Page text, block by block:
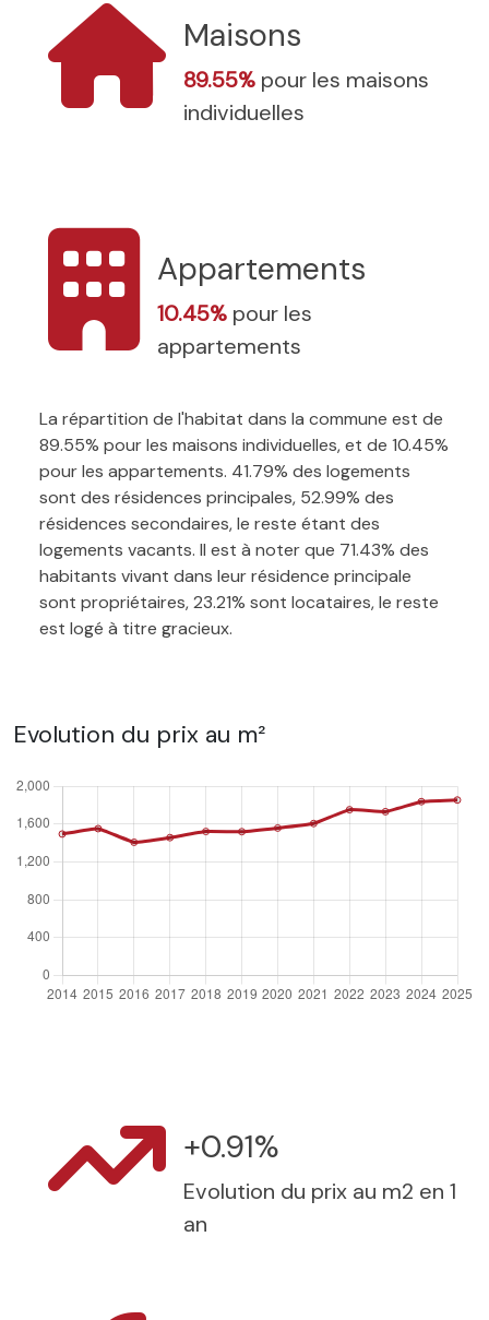
Maisons
89.55% pour les maisons
individuelles
Appartements
10.45% pour les
appartements
La répartition de l'habitat dans la commune est de
89.55% pour les maisons individuelles, et de 10.45%
pour les appartements. 41.79% des logements
sont des résidences principales, 52.99% des
résidences secondaires, le reste étant des
logements vacants. Il est à noter que 71.43% des
habitants vivant dans leur résidence principale
sont propriétaires, 23.21% sont locataires, le reste
est logé à titre gracieux.
Evolution du prix au m²
+0.91%
Evolution du prix au m2 en 1
an